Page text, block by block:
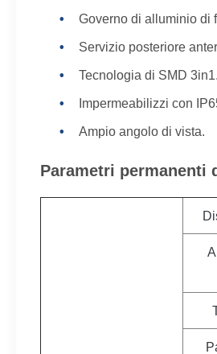
Governo di alluminio di
Servizio posteriore
Tecnologia di SMD 3in1.
Impermeabilizzi con
Ampio angolo di vista.
Parametri permanenti